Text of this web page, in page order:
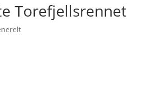
Torefjellsrennet